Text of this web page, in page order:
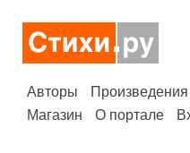
Авторы Произведения
Магазин
О портале